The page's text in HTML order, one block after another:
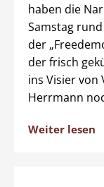
haben die
Samstag
der
der frisch
ins Visier
Herrmann
Weiter lesen